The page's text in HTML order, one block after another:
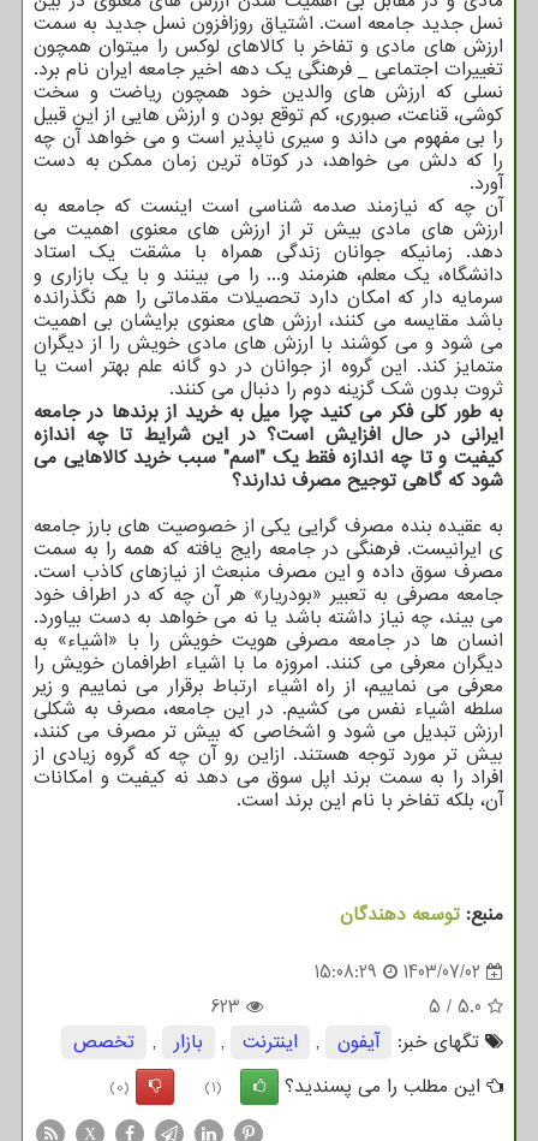
نسل جدید جامعه است. اشتیاق روزافزون نسل جدید به سمت
ارزش های مادی و تفاخر با کالاهای لوکس را میتوان همچون
تغییرات اجتماعی _ فرهنگی یک دهه اخیر جامعه ایران نام برد.
نسلی که ارزش های والدین خود همچون ریاضت و سخت
کوشی، قناعت، صبوری، کم توقع بودن و ارزش هایی از این قبیل
را بی مفهوم می داند و سیری ناپذیر است و می خواهد آن چه
را که دلش می خواهد، در کوتاه ترین زمان ممکن به دست
آورد.
آن چه که نیازمند صدمه شناسی است اینست که جامعه به
ارزش های مادی بیش تر از ارزش های معنوی اهمیت می
دهد. زمانیکه جوانان زندگی همراه با مشقت یک استاد
دانشگاه، یک معلم، هنرمند و... را می بینند و با یک بازاری و
سرمایه دار که امکان دارد تحصیلات مقدماتی را هم نگذرانده
باشد مقایسه می کنند، ارزش های معنوی برایشان بی اهمیت
می شود و می کوشند با ارزش های مادی خویش را از دیگران
متمایز کند. این گروه از جوانان در دو گانه علم بهتر است یا
ثروت بدون شک گزینه دوم را دنبال می کنند.
به طور کلی فکر می کنید چرا میل به خرید از برندها در جامعه
ایرانی در حال افزایش است؟ در این شرایط تا چه اندازه
کیفیت و تا چه اندازه فقط یک "اسم" سبب خرید کالاهایی می
شود که گاهی توجیح مصرف ندارند؟
به عقیده بنده مصرف گرایی یکی از خصوصیت های بارز جامعه
ی ایرانیست. فرهنگی در جامعه رایج یافته که همه را به سمت
مصرف سوق داده و این مصرف منبعث از نیازهای کاذب است.
جامعه مصرفی به تعبیر «بودریار» هر آن چه که در اطراف خود
می بیند، چه نیاز داشته باشد یا نه می خواهد به دست بیاورد.
انسان ها در جامعه مصرفی هویت خویش را با «اشیاء» به
دیگران معرفی می کنند. امروزه ما با اشیاء اطرافمان خویش را
معرفی می نماییم، از راه اشیاء ارتباط برقرار می نماییم و زیر
سلطه اشیاء نفس می کشیم. در این جامعه، مصرف به شکلی
ارزش تبدیل می شود و اشخاصی که بیش تر مصرف می کنند،
بیش تر مورد توجه هستند. ازاین رو آن چه که گروه زیادی از
افراد را به سمت برند اپل سوق می ‎دهد نه کیفیت و امکانات
آن، بلکه تفاخر با نام این برند است.
منبع: توسعه دهندگان
1403/07/02
15:08:29
5.0
/
5
623
تگهای خبر:
آیفون , اینترنت , بازار ,
تخصص
این مطلب را می پسندید؟
(1)
(0)
X